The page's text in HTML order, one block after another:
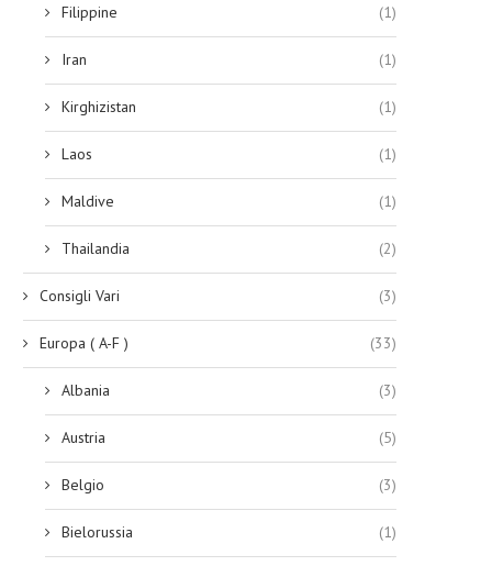
Filippine (1)
Iran (1)
Kirghizistan (1)
Laos (1)
Maldive (1)
Thailandia (2)
Consigli Vari (3)
Europa ( A-F ) (33)
Albania (3)
Austria (5)
Belgio (3)
Bielorussia (1)